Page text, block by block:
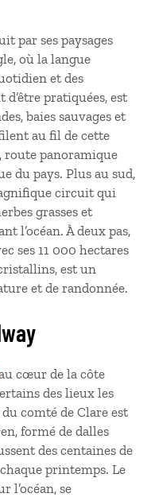
par ses paysages
où la langue
et des
pratiquées, est
baies sauvages et
au fil de cette
route panoramique
du pays. Plus au sud,
circuit qui
grasses et
l’océan. À deux pas,
ses 11 000 hectares
est un
et de randonnée.
cœur de la côte
des lieux les
comté de Clare est
formé de dalles
des centaines de
printemps. Le
l’océan, se